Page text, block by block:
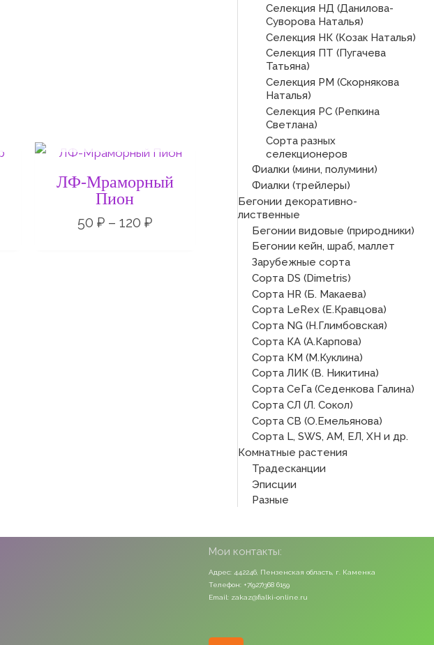
ЛФ-Мраморный
Пион
50₽ – 120₽
Диапазон
цен:
50 ₽
–
Селекция НД (Данилова-
Суворова Наталья)
Селекция НК (Козак Наталья)
Селекция ПТ (Пугачева
Татьяна)
Селекция РМ (Скорнякова
Наталья)
Селекция РС (Репкина
Светлана)
Сорта разных
селекционеров
Фиалки (мини, полумини)
Фиалки (трейлеры)
Бегонии декоративно-
лиственные
Бегонии видовые (природники)
Бегонии кейн, шраб, маллет
Зарубежные сорта
Сорта DS (Dimetris)
Сорта HR (Б. Макаева)
Сорта LeRex (Е.Кравцова)
Сорта NG (Н.Глимбовская)
Сорта КА (А.Карпова)
Сорта КМ (М.Куклина)
Сорта ЛИК (В. Никитина)
Сорта СеГа (Седенкова Галина)
Сорта СЛ (Л. Сокол)
Сорта СВ (О.Емельянова)
Сорта L, SWS, АМ, ЕЛ, ХН и др.
Комнатные растения
Традесканции
Эписции
Разные
Мои контакты:
Адрес: 442246, Пензенская область, г. Каменка
Телефон: +7(927)368 6159
Email: zakaz@fialki-online.ru